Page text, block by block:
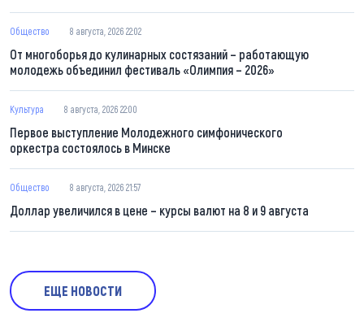
Общество 8 августа, 2026 22:02
От многоборья до кулинарных состязаний – работающую
молодежь объединил фестиваль «Олимпия – 2026»
Культура 8 августа, 2026 22:00
Первое выступление Молодежного симфонического
оркестра состоялось в Минске
Общество 8 августа, 2026 21:57
Доллар увеличился в цене – курсы валют на 8 и 9 августа
ЕЩЕ НОВОСТИ